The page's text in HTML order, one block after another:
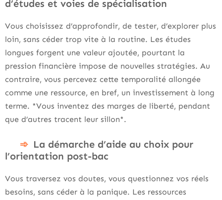
d’études et voies de spécialisation
Vous choisissez d’approfondir, de tester, d’explorer plus
loin, sans céder trop vite à la routine. Les études
longues forgent une valeur ajoutée, pourtant la
pression financière impose de nouvelles stratégies. Au
contraire, vous percevez cette temporalité allongée
comme une ressource, en bref, un investissement à long
terme. *Vous inventez des marges de liberté, pendant
que d’autres tracent leur sillon*.
La démarche d’aide au choix pour
l’orientation post-bac
Vous traversez vos doutes, vous questionnez vos réels
besoins, sans céder à la panique. Les ressources